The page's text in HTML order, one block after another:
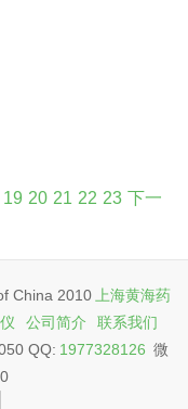
19 20 21 22 23 下一
China 2010
上海黄海药
公司简介
联系我们
QQ: 1977328126 微